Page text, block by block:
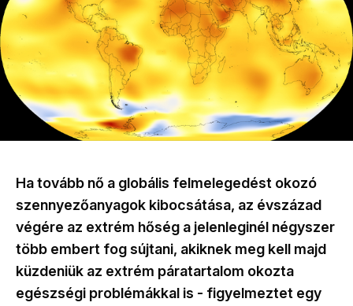
Ha tovább nő a globális felmelegedést okozó
szennyezőanyagok kibocsátása, az évszázad
végére az extrém hőség a jelenleginél négyszer
több embert fog sújtani, akiknek meg kell majd
küzdeniük az extrém páratartalom okozta
egészségi problémákkal is - figyelmeztet egy